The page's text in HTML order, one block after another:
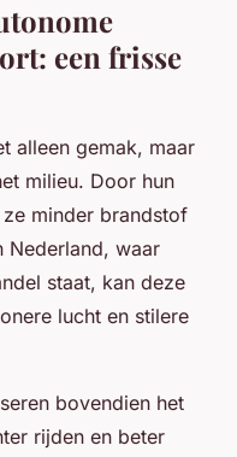
een frisse
alleen gemak, maar
milieu. Door hun
minder brandstof
Nederland, waar
staat, kan deze
lucht en stilere
bovendien het
rijden en beter